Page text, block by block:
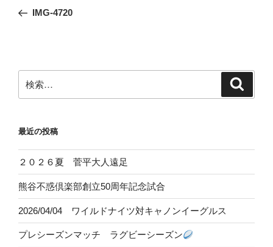
ナ
ー
シ
の
IMG-4720
索:
最近の投稿
２０２６夏 菅平大人遠足
熊谷不惑倶楽部創立50周年記念試合
2026/04/04 ワイルドナイツ対キャノンイーグルス
プレシーズンマッチ ラグビーシーズン